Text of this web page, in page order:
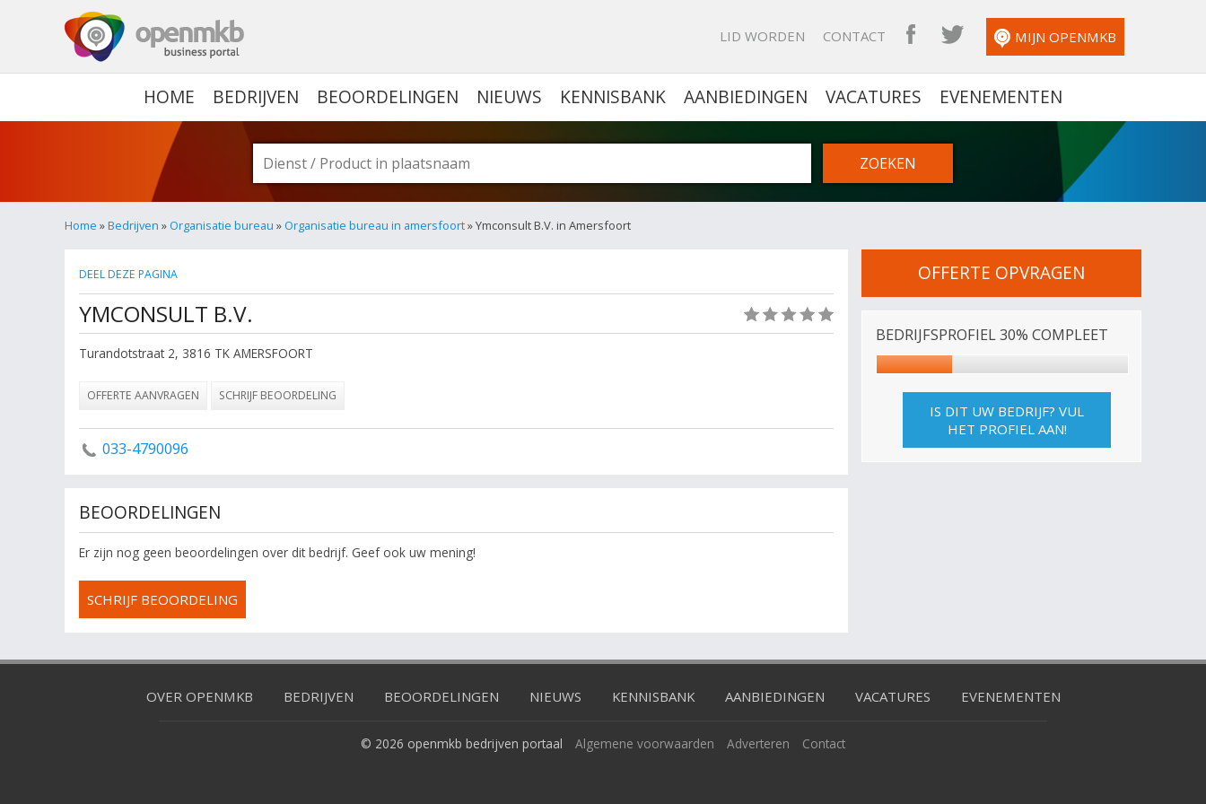
LID WORDEN CONTACT OPENMKB FACEBOOK
OPENMKB TWITTER
MIJN OPENMKB
HOME BEDRIJVEN BEOORDELINGEN NIEUWS KENNISBANK AANBIEDINGEN VACATURES EVENEMENTEN
Home »Bedrijven » Organisatie bureau » Organisatie bureau in amersfoort» Ymconsult B.V. in Amersfoort
DEEL DEZE PAGINA
YMCONSULT B.V.
Turandotstraat 2, 3816 TK AMERSFOORT
OFFERTE AANVRAGEN SCHRIJF BEOORDELING
033-4790096
BEOORDELINGEN
Er zijn nog geen beoordelingen over dit bedrijf. Geef ook uw mening!
SCHRIJF BEOORDELING
OFFERTE OPVRAGEN
BEDRIJFSPROFIEL 30% COMPLEET
IS DIT UW BEDRIJF? VUL
HET PROFIEL AAN!
OVER OPENMKB BEDRIJVEN BEOORDELINGEN NIEUWS KENNISBANK AANBIEDINGEN VACATURES EVENEMENTEN
© 2026 openmkb bedrijven portaal Algemene voorwaarden Adverteren Contact